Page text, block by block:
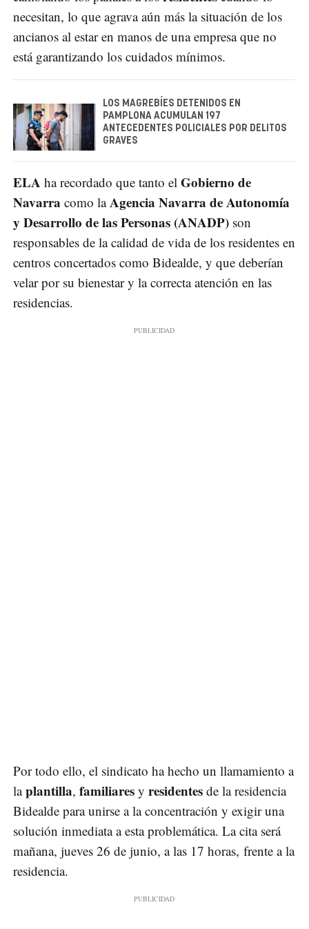
necesitan, lo que agrava aún más la situación de los
ancianos al estar en manos de una empresa que no
está garantizando los cuidados mínimos.
LOS MAGREBÍES DETENIDOS EN
PAMPLONA ACUMULAN 197
ANTECEDENTES POLICIALES POR DELITOS
GRAVES
ELA ha recordado que tanto el Gobierno de
Navarra como laAgencia Navarra de Autonomía
y Desarrollo de las Personas (ANADP) son
responsables de la calidad de vida de los residentes en
centros concertados como Bidealde, y que deberían
velar por su bienestar y la correcta atención en las
residencias.
Por todo ello, el sindicato ha hecho un llamamiento a
laplantilla, familiares y residentes de la residencia
Bidealde para unirse a la concentración y exigir una
solución inmediata a esta problemática. La cita será
mañana, jueves 26 de junio, a las 17 horas, frente a la
residencia.